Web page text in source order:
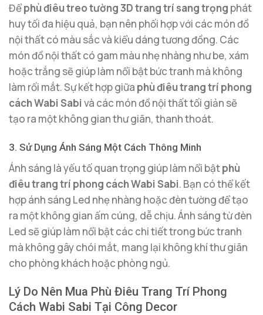
Đểphù điêu treo tường 3D trang trí sang trọng phát
huy tối đa hiệu quả, bạn nên phối hợp với các món đồ
nội thất có màu sắc và kiểu dáng tương đồng. Các
món đồ nội thất có gam màu nhẹ nhàng như be, xám
hoặc trắng sẽ giúp làm nổi bật bức tranh mà không
làm rối mắt. Sự kết hợp giữa phù điêu trang trí phong
cách Wabi Sabivà các món đồ nội thất tối giản sẽ
tạo ra một không gian thư giãn, thanh thoát.
3. Sử Dụng Ánh Sáng Một Cách Thông Minh
Ánh sáng là yếu tố quan trọng giúp làm nổi bậtphù
điêu trang trí phong cách Wabi Sabi. Bạn có thể kết
hợp ánh sáng Led nhẹ nhàng hoặc đèn tường để tạo
ra một không gian ấm cúng, dễ chịu. Ánh sáng từ đèn
Led sẽ giúp làm nổi bật các chi tiết trong bức tranh
mà không gây chói mắt, mang lại không khí thư giãn
cho phòng khách hoặc phòng ngủ.
Lý Do Nên Mua Phù Điêu Trang Trí Phong
Cách Wabi Sabi Tại Công Decor